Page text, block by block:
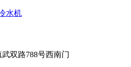
水机
双路788号西南门